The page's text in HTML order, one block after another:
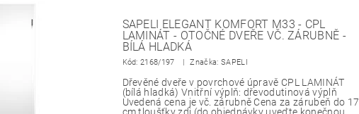
SAPELI ELEGANT KOMFORT M33 - CPL
LAMINÁT - OTOČNÉ DVEŘE VČ. ZÁRUBNĚ -
BÍLÁ HLADKÁ
Kód:2168/197 Značka: SAPELI
Dřevěné dveře v povrchové úpravě CPL LAMINÁT
(bílá hladká) Vnitřní výplň: dřevodutinová výplň
Uvedená cena je vč. zárubně Cena za zárubeň do 17